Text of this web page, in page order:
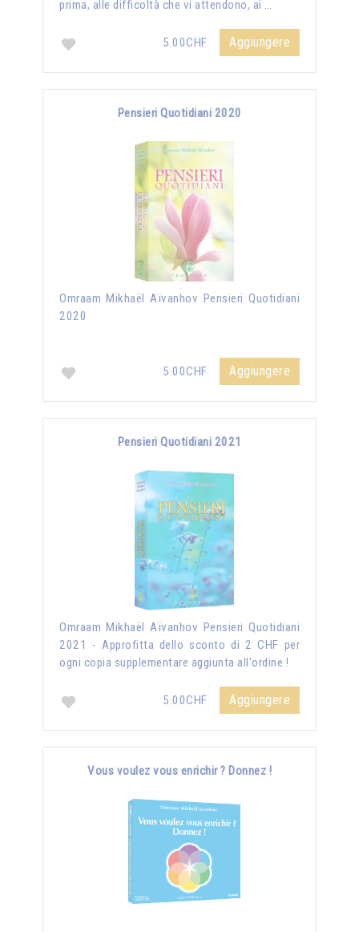
prima, alle difficoltà che vi attendono, ai …
5.00CHF Aggiungere
Pensieri Quotidiani 2020
Omraam Mikhaël Aïvanhov Pensieri Quotidiani
2020
5.00CHF Aggiungere
Pensieri Quotidiani 2021
Omraam Mikhaël Aïvanhov Pensieri Quotidiani
2021 - Approfitta dello sconto di 2 CHF per
ogni copia supplementare aggiunta all'ordine !
5.00CHF Aggiungere
Vous voulez vous enrichir ? Donnez !